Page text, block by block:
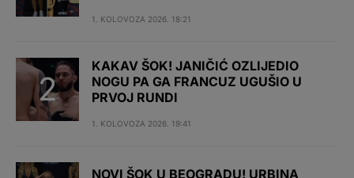
1. KOLOVOZA 2026. 18:21
KAKAV ŠOK! JANIČIĆ OZLIJEDIO
NOGU PA GA FRANCUZ UGUŠIO U
PRVOJ RUNDI
1. KOLOVOZA 2026. 19:41
NOVI ŠOK U BEOGRADU! URBINA